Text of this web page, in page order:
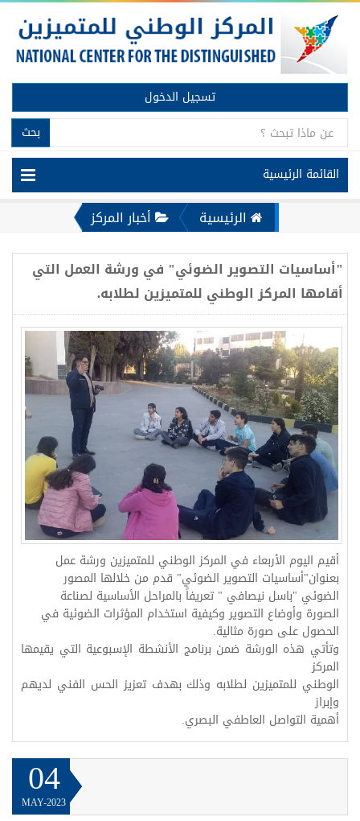
تسجيل الدخول
بحث
القائمة الرئيسية
الرئيسية أخبار المركز
"أساسيات التصوير الضوئي" في ورشة العمل التي
أقامها المركز الوطني للمتميزين لطلابه.
أقيم اليوم الأربعاء في المركز الوطني للمتميزين ورشة عمل
بعنوان"أساسيات التصوير الضوئي" قدم من خلالها المصور
الضوئي "باسل نيصافي " تعريفاً بالمراحل الأساسية لصناعة
الصورة وأوضاع التصوير وكيفية استخدام المؤثرات الضوئية في
الحصول على صورة مثالية.
وتأتي هذه الورشة ضمن برنامج الأنشطة الإسبوعية التي يقيمها
المركز
الوطني للمتميزين لطلابه وذلك بهدف تعزيز الحس الفني لديهم
وإبراز
أهمية التواصل العاطفي البصري.
04
MAY-2023